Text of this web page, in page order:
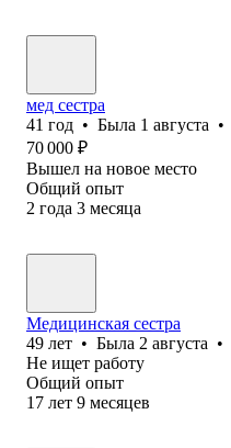
мед сестра
41 год • Была 1 августа •
70 000 ₽
Вышел на новое место
Общий опыт
2 года 3 месяца
Медицинская сестра
49 лет • Была 2 августа •
Не ищет работу
Общий опыт
17 лет 9 месяцев